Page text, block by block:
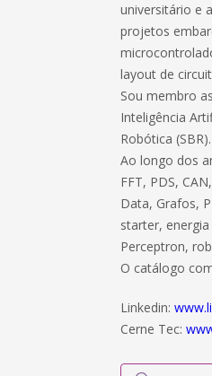
universitário e
projetos
layout de
Sou membro
Inteligência
Robótica (SBR).
Ao longo dos
FFT, PDS,
Data, Grafos,
starter, energia
Perceptron,
O catálogo
Linkedin:
Cerne Tec: